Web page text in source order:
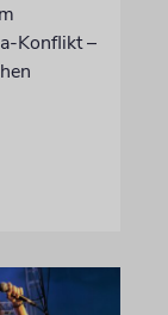
Konflikt –